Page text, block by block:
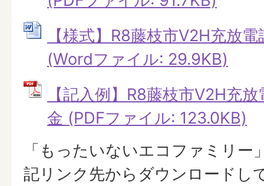
【様式】R8藤枝市V2H充放
(Wordファイル: 29.9KB)
【記入例】R8藤枝市V2H充
金 (PDFファイル: 123.0KB)
「もったいないエコファミリー
記リンク先からダウンロードし